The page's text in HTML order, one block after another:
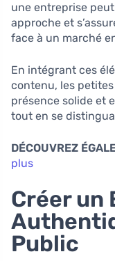
une entreprise
approche et
face à un marché
En intégrant ces
contenu, les
présence solide et
tout en se
DÉCOUVREZ
plus
Créer un
Public